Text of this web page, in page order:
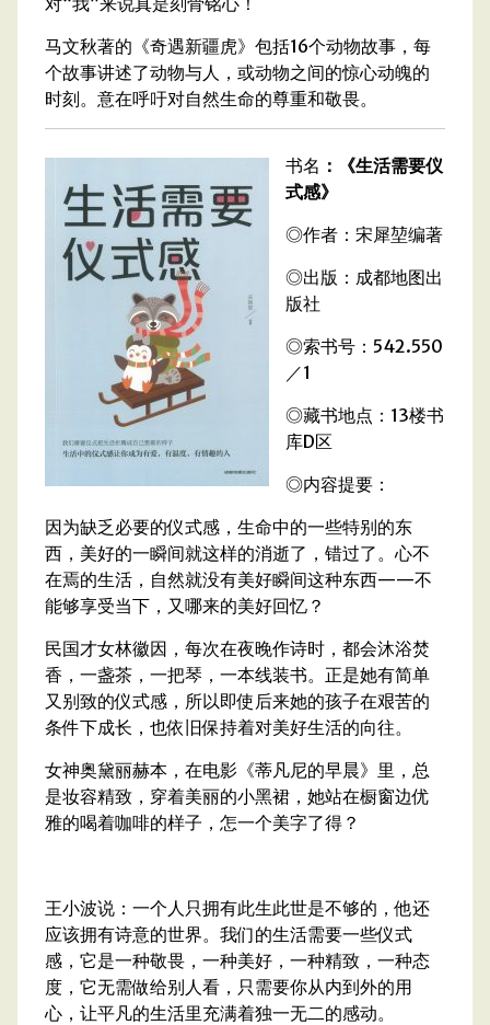
马文秋著的《奇遇新疆虎》包括16个动物故事，每
个故事讲述了动物与人，或动物之间的惊心动魄的
时刻。意在呼吁对自然生命的尊重和敬畏。
书名 ：《生活需要仪
式感》
◎作者：宋犀堃编著
◎出版：成都地图出
版社
◎索书号：542.550
／1
◎藏书地点：13楼书
库D区
◎内容提要：
因为缺乏必要的仪式感，生命中的一些特别的东
西，美好的一瞬间就这样的消逝了，错过了。心不
在焉的生活，自然就没有美好瞬间这种东西——不
能够享受当下，又哪来的美好回忆？
民国才女林徽因，每次在夜晚作诗时，都会沐浴焚
香，一盏茶，一把琴，一本线装书。正是她有简单
又别致的仪式感，所以即使后来她的孩子在艰苦的
条件下成长，也依旧保持着对美好生活的向往。
女神奥黛丽赫本，在电影《蒂凡尼的早晨》里，总
是妆容精致，穿着美丽的小黑裙，她站在橱窗边优
雅的喝着咖啡的样子，怎一个美字了得？
王小波说：一个人只拥有此生此世是不够的，他还
应该拥有诗意的世界。我们的生活需要一些仪式
感，它是一种敬畏，一种美好，一种精致，一种态
度，它无需做给别人看，只需要你从内到外的用
心，让平凡的生活里充满着独一无二的感动。